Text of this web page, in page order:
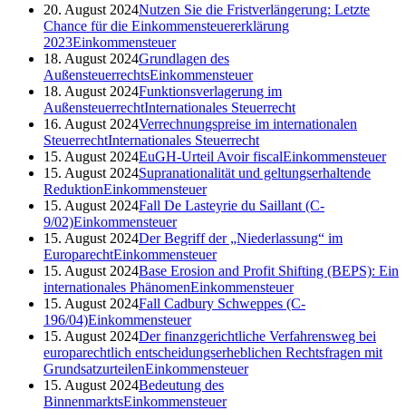
20. August 2024Nutzen Sie die Fristverlängerung: Letzte
Chance für die Einkommensteuererklärung
2023Einkommensteuer
18. August 2024Grundlagen des
AußensteuerrechtsEinkommensteuer
18. August 2024Funktionsverlagerung im
AußensteuerrechtInternationales Steuerrecht
16. August 2024Verrechnungspreise im internationalen
SteuerrechtInternationales Steuerrecht
15. August 2024EuGH-Urteil Avoir fiscalEinkommensteuer
15. August 2024Supranationalität und geltungserhaltende
ReduktionEinkommensteuer
15. August 2024Fall De Lasteyrie du Saillant (C-
9/02)Einkommensteuer
15. August 2024Der Begriff der „Niederlassung“ im
EuroparechtEinkommensteuer
15. August 2024Base Erosion and Profit Shifting (BEPS): Ein
internationales PhänomenEinkommensteuer
15. August 2024Fall Cadbury Schweppes (C-
196/04)Einkommensteuer
15. August 2024Der finanzgerichtliche Verfahrensweg bei
europarechtlich entscheidungserheblichen Rechtsfragen mit
GrundsatzurteilenEinkommensteuer
15. August 2024Bedeutung des
BinnenmarktsEinkommensteuer